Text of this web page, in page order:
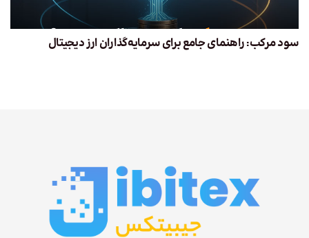
سود مرکب: راهنمای جامع برای سرمایه‌گذاران ارز دیجیتال